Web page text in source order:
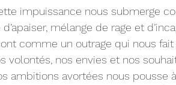
impuissance nous submerge
mélange de rage et
comme un outrage qui nous fait
volontés, nos envies et nos
ambitions avortées nous pousse